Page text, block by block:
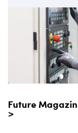
Future Magazin
>